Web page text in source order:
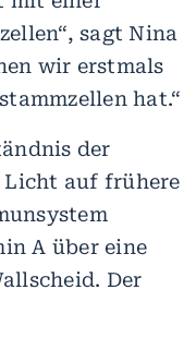
sagt Nina
wir erstmals
hat.“
der
Licht auf frühere
A über eine
Der